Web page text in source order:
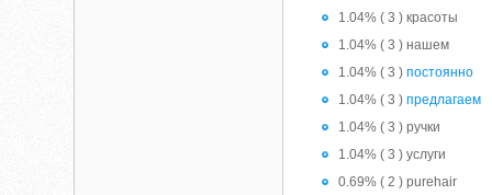
1.04% ( 3 ) красоты
1.04% ( 3 ) нашем
1.04% ( 3 )постоянно
1.04% ( 3 )предлагаем
1.04% ( 3 ) ручки
1.04% ( 3 ) услуги
0.69% ( 2 ) purehair